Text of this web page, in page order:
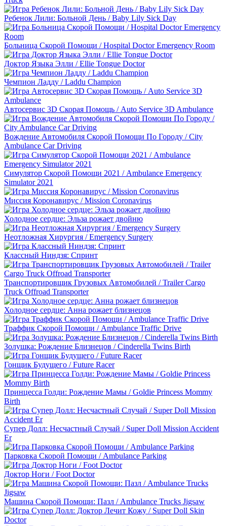
Ребенок Лили: Больной День / Baby Lily Sick Day
Больница Скорой Помощи / Hospital Doctor Emergency Room
Доктор Языка Элли / Ellie Tongue Doctor
Чемпион Ладду / Laddu Champion
Автосервис 3D Скорая Помощь / Auto Service 3D Ambulance
Вождение Автомобиля Скорой Помощи По Городу / City
Ambulance Car Driving
Симулятор Скорой Помощи 2021 / Ambulance Emergency
Simulator 2021
Миссия Коронавирус / Mission Coronavirus
Холодное сердце: Эльза рожает двойню
Неотложная Хирургия / Emergency Surgery
Классный Ниндзя: Спринт
Транспортировщик Грузовых Автомобилей / Trailer Cargo
Truck Offroad Transporter
Холодное сердце: Анна рожает близнецов
Траффик Скорой Помощи / Ambulance Traffic Drive
Золушка: Рождение Близнецов / Cinderella Twins Birth
Гонщик Будущего / Future Racer
Принцесса Голди: Рождение Мамы / Goldie Princess Mommy
Birth
Супер Долл: Несчастный Случай / Super Doll Mission Accident
Er
Парковка Скорой Помощи / Ambulance Parking
Доктор Ноги / Foot Doctor
Машина Скорой Помощи: Пазл / Ambulance Trucks Jigsaw